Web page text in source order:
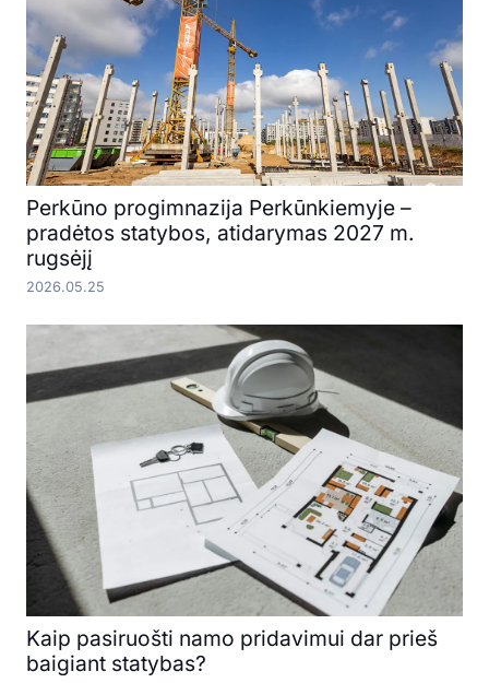
Perkūno progimnazija Perkūnkiemyje –
pradėtos statybos, atidarymas 2027 m.
rugsėjį
2026.05.25
Kaip pasiruošti namo pridavimui dar prieš
baigiant statybas?